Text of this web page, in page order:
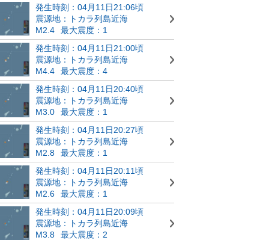
発生時刻：04月11日21:06頃
震源地：トカラ列島近海
M2.4
最大震度：1
発生時刻：04月11日21:00頃
震源地：トカラ列島近海
M4.4
最大震度：4
発生時刻：04月11日20:40頃
震源地：トカラ列島近海
M3.0
最大震度：1
発生時刻：04月11日20:27頃
震源地：トカラ列島近海
M2.8
最大震度：1
発生時刻：04月11日20:11頃
震源地：トカラ列島近海
M2.6
最大震度：1
発生時刻：04月11日20:09頃
震源地：トカラ列島近海
M3.8
最大震度：2